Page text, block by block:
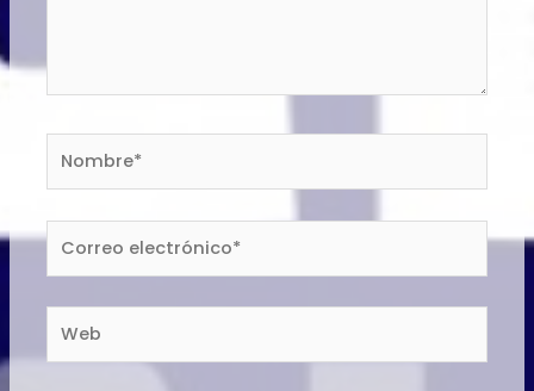
Correo
electrónico*